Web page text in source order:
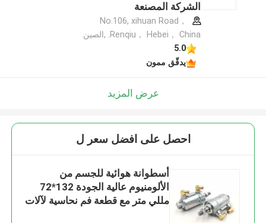
الشركة المصنعة
No.106, xihuan Road，
Renqiu， Hebei， China. ,الصين
5.0
يدقّق ممون
عرض المزيد
احصل على افضل سعر ل
أسطوانة هوائية للجسم من
الألومنيوم عالية الجودة 132*72
مللي متر مع قطعة فم نحاسية لآلات